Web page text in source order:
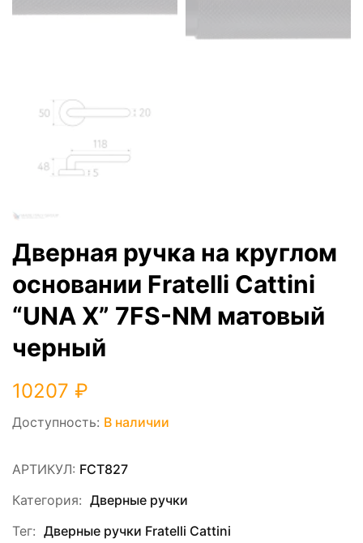
Дверная ручка на круглом
основании Fratelli Cattini
“UNA X” 7FS-NM матовый
черный
10207 ₽
Доступность: В наличии
АРТИКУЛ: FCT827
Категория: Дверные ручки
Тег: Дверные ручки Fratelli Cattini